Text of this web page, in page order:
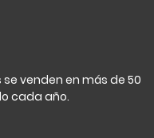
venden en más de 50
cada año.